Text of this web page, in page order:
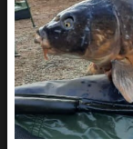
Album